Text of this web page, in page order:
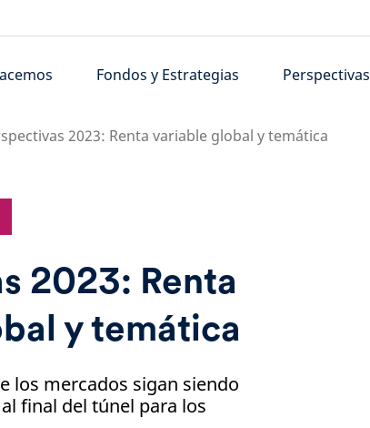
Fondos y Estrategias Perspectivas
2023: Renta variable global y temática
2023: Renta
y temática
los mercados sigan siendo
final del túnel para los